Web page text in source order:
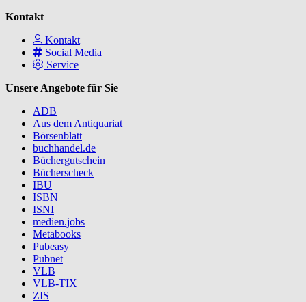
Kontakt
Kontakt
Social Media
Service
Unsere Angebote für Sie
ADB
Aus dem Antiquariat
Börsenblatt
buchhandel.de
Büchergutschein
Bücherscheck
IBU
ISBN
ISNI
medien.jobs
Metabooks
Pubeasy
Pubnet
VLB
VLB-TIX
ZIS